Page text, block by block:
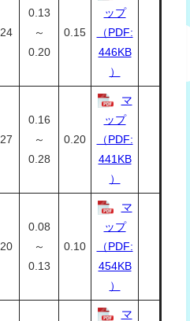
24
0.13
～
0.20
0.15
ップ
（PDF:
446KB
）
27
0.16
～
0.28
0.20
マ
ップ
（PDF:
441KB
）
20
0.08
～
0.13
0.10
マ
ップ
（PDF:
454KB
）
マ